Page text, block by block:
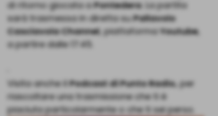
di ritorno giocata aPontedera. La partita
sarà trasmessa in diretta suPallavolo
Casciavola Channel, piattaformaYoutube,
a partire dalle 17:45.
Visita anche ilPodcast di Punto Radio,per
riascoltare una trasmissione che ti è
piaciuta particolarmente o che ti sei perso.